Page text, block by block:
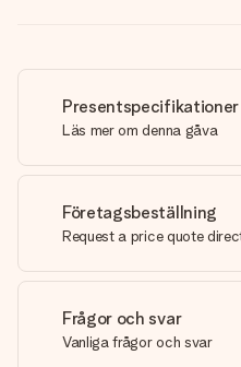
Presentspecifikationer
Läs mer om denna gåva
Företagsbeställning
Request a price quote
Frågor och svar
Vanliga frågor och svar